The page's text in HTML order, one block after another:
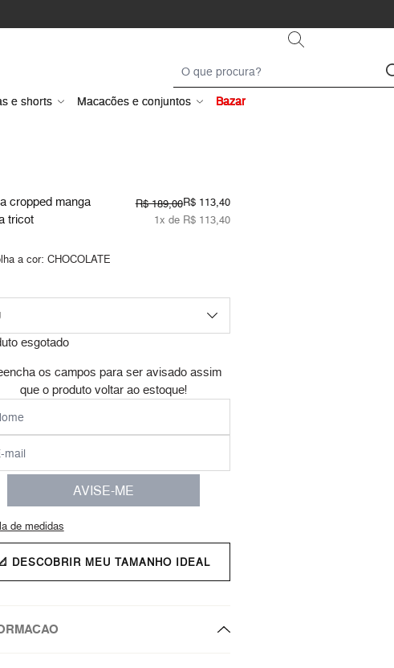
e shorts Macacões e conjuntos Bazar
cropped manga
tricot
R$ 189,00R$ 113,40
1x de R$ 113,40
a cor: CHOCOLATE
esgotado
os campos para ser avisado assim
que o produto voltar ao estoque!
AVISE-ME
de medidas
DESCOBRIR MEU TAMANHO IDEAL